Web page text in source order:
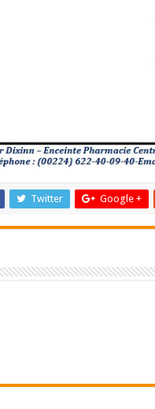
Twitter Google +